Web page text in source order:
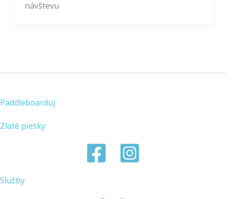
návštevu
Paddleboarduj
Zlaté piesky
Služby